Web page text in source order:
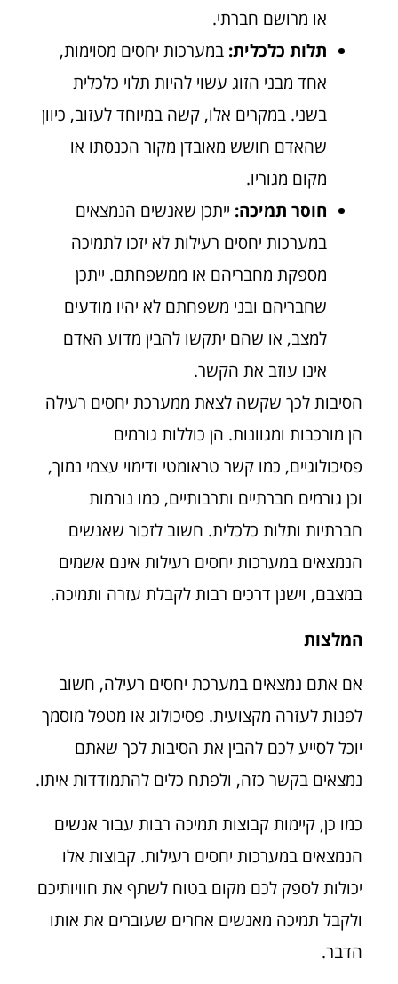
או מרושם חברתי.
תלות כלכלית: במערכות יחסים מסוימות,
אחד מבני הזוג עשוי להיות תלוי כלכלית
בשני. במקרים אלו, קשה במיוחד לעזוב, כיוון
שהאדם חושש מאובדן מקור הכנסתו או
מקום מגוריו.
חוסר תמיכה: ייתכן שאנשים הנמצאים
במערכות יחסים רעילות לא יזכו לתמיכה
מספקת מחבריהם או ממשפחתם. ייתכן
שחבריהם ובני משפחתם לא יהיו מודעים
למצב, או שהם יתקשו להבין מדוע האדם
אינו עוזב את הקשר.
הסיבות לכך שקשה לצאת ממערכת יחסים רעילה
הן מורכבות ומגוונות. הן כוללות גורמים
פסיכולוגיים, כמו קשר טראומטי ודימוי עצמי נמוך,
וכן גורמים חברתיים ותרבותיים, כמו נורמות
חברתיות ותלות כלכלית. חשוב לזכור שאנשים
הנמצאים במערכות יחסים רעילות אינם אשמים
במצבם, וישנן דרכים רבות לקבלת עזרה ותמיכה.
המלצות
אם אתם נמצאים במערכת יחסים רעילה, חשוב
לפנות לעזרה מקצועית. פסיכולוג או מטפל מוסמך
יוכל לסייע לכם להבין את הסיבות לכך שאתם
נמצאים בקשר כזה, ולפתח כלים להתמודדות איתו.
כמו כן, קיימות קבוצות תמיכה רבות עבור אנשים
הנמצאים במערכות יחסים רעילות. קבוצות אלו
יכולות לספק לכם מקום בטוח לשתף את חוויותיכם
ולקבל תמיכה מאנשים אחרים שעוברים את אותו
הדבר.